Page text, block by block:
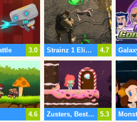
3.0 4.7
Strainz 1 Eliminatie
4.6 5.3
Zusters, Beste Vrienden Voor Altijd